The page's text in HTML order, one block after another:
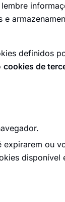
e
definidos
cookies de
ou
disponível